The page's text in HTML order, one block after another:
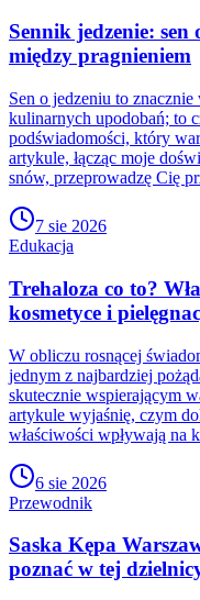
Sennik jedzenie:
między pragnieniem
Sen o jedzeniu to
kulinarnych upodobań; to
podświadomości, który
artykule, łącząc moje
snów, przeprowadzę Cię
7 sie 2026
Edukacja
Trehaloza co to?
kosmetyce i
W obliczu rosnącej
jednym z najbardziej
skutecznie wspierającym
artykule wyjaśnię, czym
właściwości wpływają na
6 sie 2026
Przewodnik
Saska Kępa
poznać w tej